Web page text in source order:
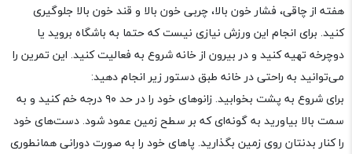
هفته از چاقی، فشار خون بالا، چربی خون بالا و قند خون بالا جلوگیری
کنید. برای انجام این ورزش نیازی نیست که حتما به باشگاه بروید یا
دوچرخه تهیه کنید و در بیرون از خانه شروع به فعالیت کنید. این تمرین را
می‌توانید به راحتی در خانه طبق دستور زیر انجام دهید:
برای شروع به پشت بخوابید. زانوهای خود را در حد ۹۰ درجه خم کنید و به
سمت بالا بیاورید به گونه‌ای که بر سطح زمین عمود شود. دست‌های خود
را کنار بدنتان روی زمین بگذارید. پاهای خود را به صورت دورانی همانطوری